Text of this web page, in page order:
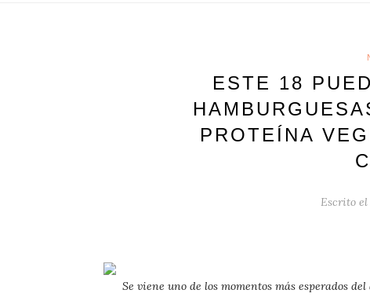
ESTE 18
PROTEÍNA
Escrito el
Se viene uno de los momentos más esperados